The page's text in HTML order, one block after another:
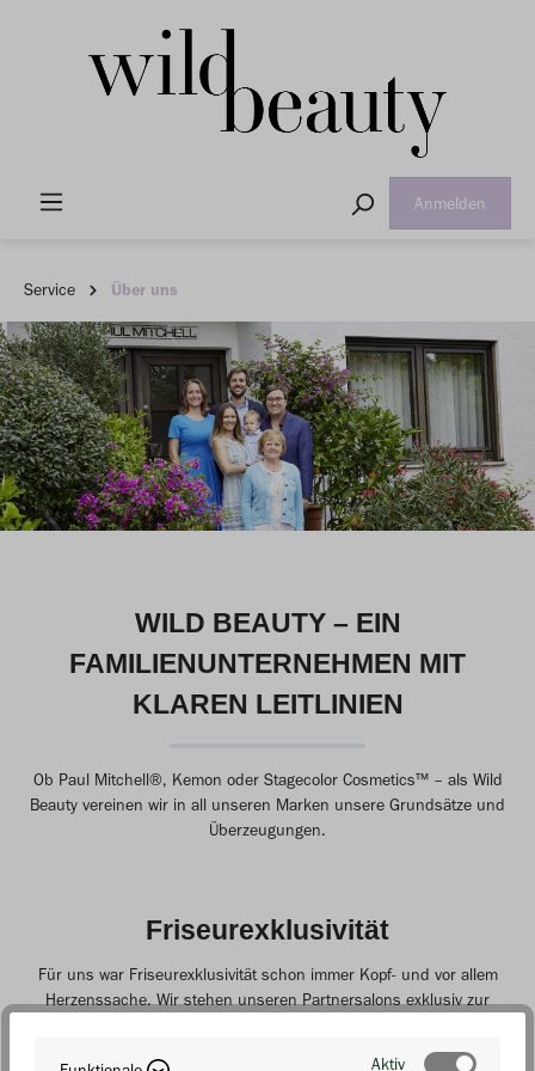
Anmelden
Service Über uns
WILD BEAUTY – EIN
FAMILIENUNTERNEHMEN MIT
KLAREN LEITLINIEN
Ob Paul Mitchell®, Kemon oder Stagecolor Cosmetics™ – als Wild
Beauty vereinen wir in all unseren Marken unsere Grundsätze und
Überzeugungen.
Friseurexklusivität
Für uns war Friseurexklusivität schon immer Kopf- und vor allem
Herzenssache. Wir stehen unseren Partnersalons exklusiv zur
Salon – das war schon immer so und wird auch immer so bleiben!
Aktiv